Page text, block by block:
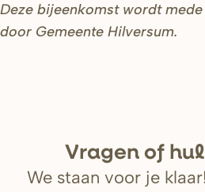
Deze bijeenkomst wordt
door Gemeente Hilversum.
Vragen of
We staan voor je